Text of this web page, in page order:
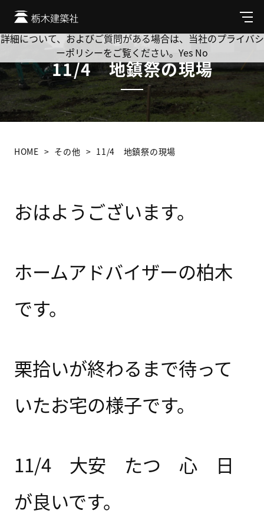
メ
ニ
ュ
11/4 地鎮祭の現場
HOME その他 11/4 地鎮祭の現場
おはようございます。
ホームアドバイザーの柏木
です。
栗拾いが終わるまで待って
いたお宅の様子です。
11/4 大安 たつ 心 日
が良いです。
Cookie を使用して、お客様の活動を追跡してもよろしいです
か? 当社ではお客様のプライバシーを極めて重視しています。
詳細について、およびご質問がある場合は、当社のプライバシ
ーポリシーをご覧ください。 Yes No